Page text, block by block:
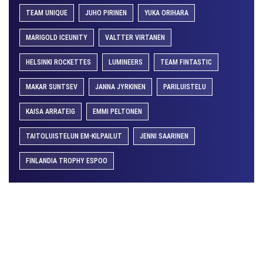
TEAM UNIQUE JUHO PIRINEN YUKA ORIHARA
MARIGOLD ICEUNITY VALTTER VIRTANEN
HELSINKI ROCKETTES LUMINEERS TEAM FINTASTIC
MAKAR SUNTSEV JANNA JYRKINEN PARILUISTELU
KAISA ARRATEIG EMMI PELTONEN
TAITOLUISTELUN EM-KILPAILUT JENNI SAARINEN
FINLANDIA TROPHY ESPOO